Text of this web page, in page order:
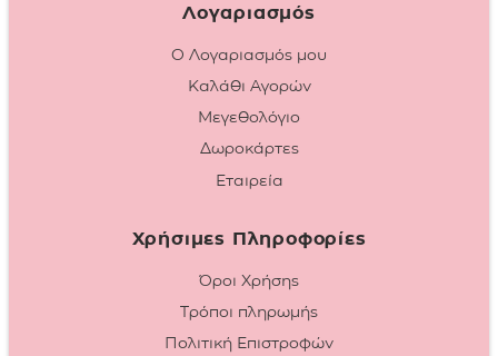
Λογαριασμός
Ο Λογαριασμός μου
Καλάθι Αγορών
Μεγεθολόγιο
Δωροκάρτες
Εταιρεία
Χρήσιμες Πληροφορίες
Όροι Χρήσης
Τρόποι πληρωμής
Πολιτική Επιστροφών